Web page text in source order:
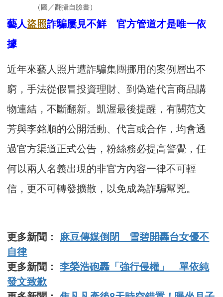
（圖／翻攝自臉書）
藝人盜照詐騙屢見不鮮 官方管道才是唯一依
據
近年來藝人照片遭詐騙集團挪用的案例層出不
窮，手法從假冒投資理財、到偽造代言商品購
物連結，不斷翻新。凱渥最後提醒，有關范文
芳與李銘順的公開活動、代言或合作，均會透
過官方渠道正式公告，粉絲務必提高警覺，任
何以兩人名義出現的非官方內容一律不可輕
信，更不可轉發擴散，以免成為詐騙幫兇。
更多新聞： 麻豆傳媒倒閉 雪碧開轟台女優不
自律
更多新聞：李榮浩砲轟「強行侵權」 單依純
發文致歉